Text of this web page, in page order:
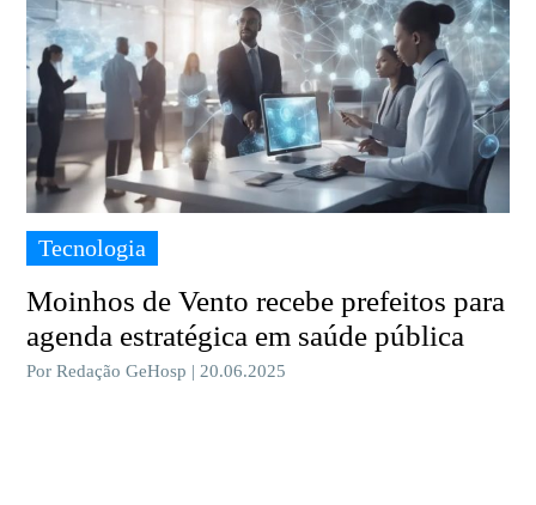
Tecnologia
Moinhos de Vento recebe prefeitos para
agenda estratégica em saúde pública
Por Redação GeHosp | 20.06.2025